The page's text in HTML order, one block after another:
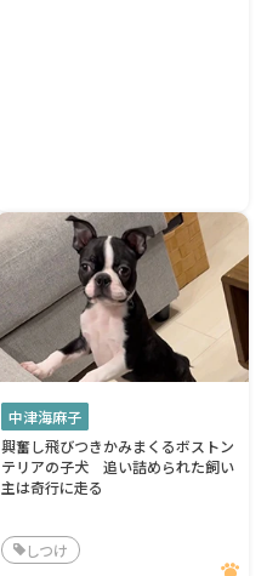
中津海麻子
興奮し飛びつきかみまくるボストン
テリアの子犬 追い詰められた飼い
主は奇行に走る
しつけ